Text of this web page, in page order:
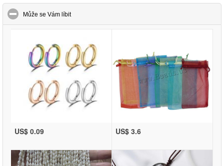
Může se Vám líbitclick to collapse contents
US$ 0.09 US$ 3.6